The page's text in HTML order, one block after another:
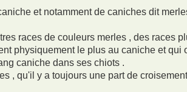
et notamment de caniches dit
races de couleurs merles , des races
physiquement le plus au caniche et qui
caniche dans ses chiots .
, qu'il y a toujours une part de